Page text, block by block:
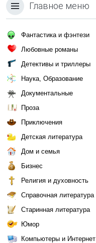
Главное меню
Фантастика и фэнтези
Любовные романы
Детективы и триллеры
Наука, Образование
Документальные
Проза
Приключения
Детская литература
Дом и семья
Бизнес
Религия и духовность
Справочная литература
Старинная литература
Юмор
Компьютеры и Интернет